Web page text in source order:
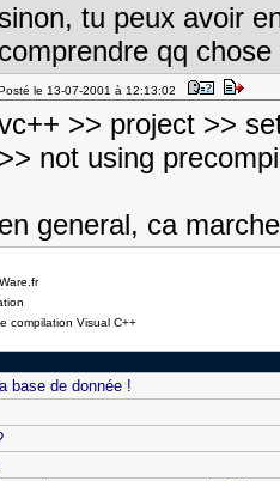
sinon, tu peux avoir
comprendre qq
le 13-07-2001 à 12:13:02
>> project >>
>> not using
en general, ca marche
compilation Visual C++
base de donnée !